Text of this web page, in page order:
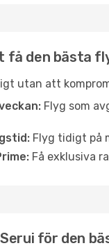
få den bästa
utan att
Flyg som
Flyg tidigt på
Få exklusiva
för den